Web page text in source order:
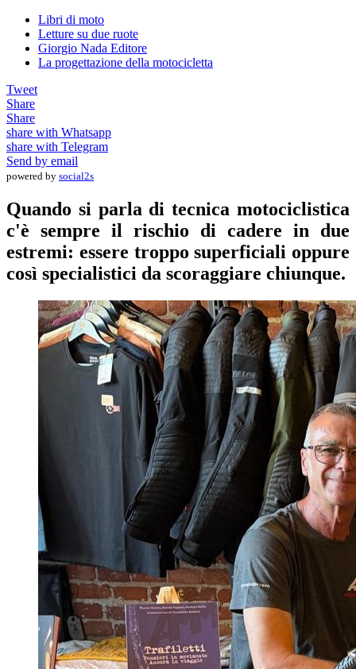
Libri di moto
Letture su due ruote
Giorgio Nada Editore
La progettazione della motocicletta
Tweet
Share
Share
share with Whatsapp
share with Telegram
Send by email
powered by social2s
Quando si parla di tecnica motociclistica
c'è sempre il rischio di cadere in due
estremi: essere troppo superficiali oppure
così specialistici da scoraggiare chiunque.